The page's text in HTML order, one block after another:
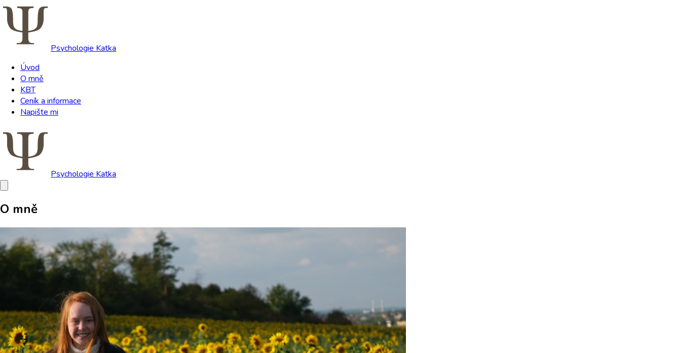
Psychologie Katka
Úvod
O mně
KBT
Ceník a informace
Napište mi
Psychologie Katka
O mně